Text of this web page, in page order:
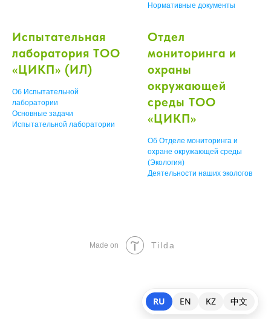
RU EN KZ 中文
Нормативные документы
Испытательная
лаборатория ТОО
«ЦИКП» (ИЛ)
Об Испытательной
лаборатории
Основные задачи
Испытательной лаборатории
Отдел
мониторинга и
охраны
окружающей
среды ТОО
«ЦИКП»
Об Отделе мониторинга и
охране окружающей среды
(Экология)
Деятельности наших экологов
Made on Tilda